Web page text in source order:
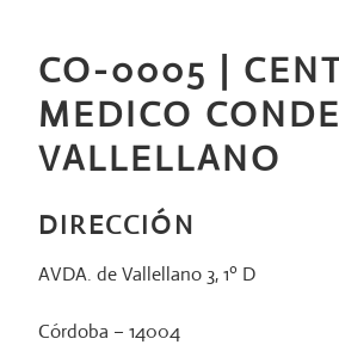
contenidoCO-0005 |
MEDICO
VALLELLANO
DIRECCIÓN
AVDA. de Vallellano 3, 1º D
Córdoba – 14004